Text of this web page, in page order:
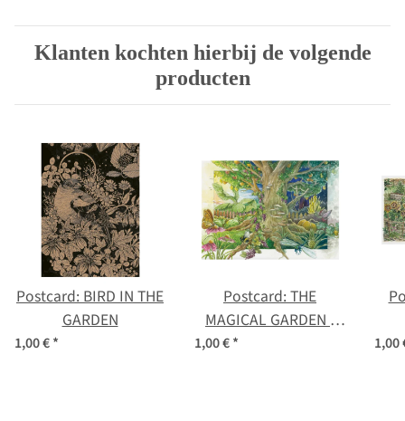
Klanten kochten hierbij de volgende
producten
Postcard: BIRD IN THE
GARDEN
1,00 €*
Postcard: THE
MAGICAL GARDEN -
hand-painted
1,00 €* 1,00